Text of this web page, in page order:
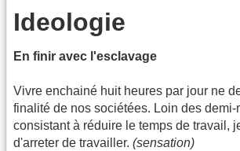
Ideologie
En finir avec l'esclavage
Vivre enchainé huit heures par jour ne
finalité de nos sociétées. Loin des demi-
consistant à réduire le temps de travail,
d'arreter de travailler. (sensation)